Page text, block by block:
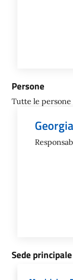
Persone
Tutte le
Sede principale